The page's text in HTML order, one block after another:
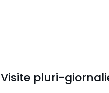
Visite pluri-